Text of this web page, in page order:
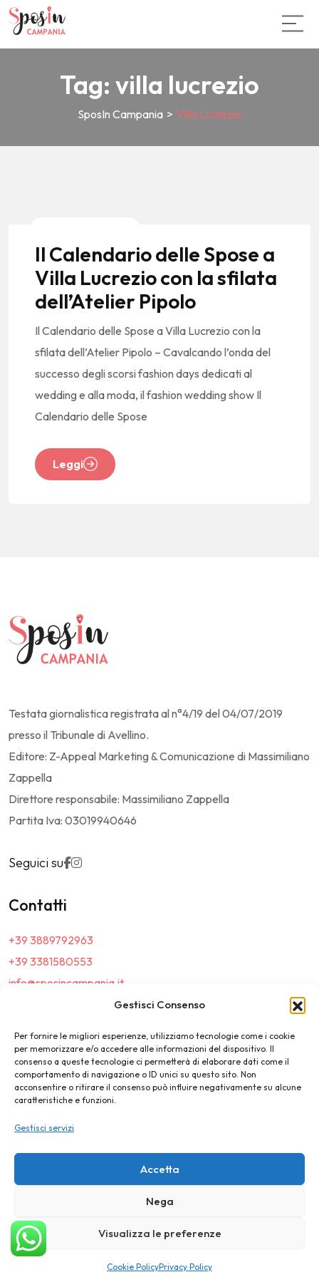
Gestisci Consenso
Per fornire le migliori esperienze, utilizziamo tecnologie come i cookie
per memorizzare e/o accedere alle informazioni del dispositivo. Il
consenso a queste tecnologie ci permetterà di elaborare dati come il
comportamento di navigazione o ID unici su questo sito. Non
acconsentire o ritirare il consenso può influire negativamente su alcune
caratteristiche e funzioni.
Gestisci servizi
Accetta
Nega
Visualizza le preferenze
Cookie PolicyPrivacy Policy
Tag: villa lucrezio
SposIn Campania > Villa Lucrezio
Il Calendario delle Spose a
Villa Lucrezio con la sfilata
dell’Atelier Pipolo
Il Calendario delle Spose a Villa Lucrezio con la
sfilata dell’Atelier Pipolo – Cavalcando l’onda del
successo degli scorsi fashion days dedicati al
wedding e alla moda, il fashion wedding show Il
Calendario delle Spose
Leggi
Testata giornalistica registrata al n°4/19 del 04/07/2019
presso il Tribunale di Avellino.
Editore: Z-Appeal Marketing & Comunicazione di Massimiliano
Zappella
Direttore responsabile: Massimiliano Zappella
Partita Iva: 03019940646
Seguici su
Contatti
+39 3889792963
+39 3381580553
info@sposincampania.it
sposincampania@pec.it
Link
Top100
News e Tendenze
Destination Wedding
©2025 SposIn Campania